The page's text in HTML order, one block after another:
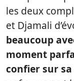
les deux
et Djamali
beaucoup
moment
confier sur